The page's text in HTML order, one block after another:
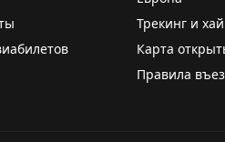
Трекинг и
Карта
Правила